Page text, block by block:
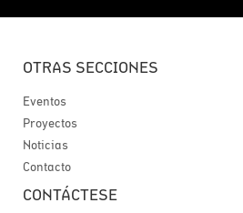
OTRAS SECCIONES
Eventos
Proyectos
Noticias
Contacto
CONTÁCTESE